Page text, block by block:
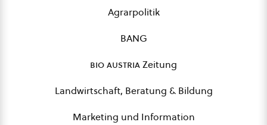
Agrarpolitik
BANG
bio austriaZeitung
Landwirtschaft, Beratung & Bildung
Marketing und Information